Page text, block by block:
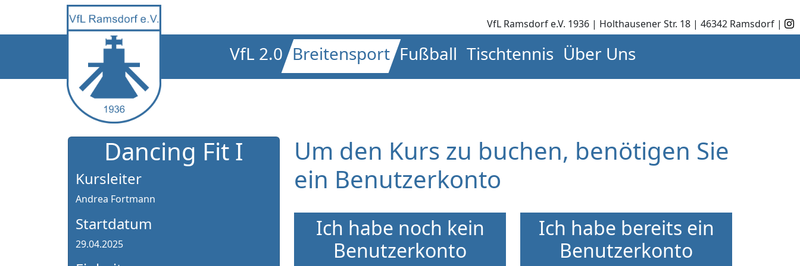
VfL Ramsdorf e.V. 1936 | Holthausener Str. 18 | 46342 Ramsdorf |
VfL 2.0 Breitensport Fußball Tischtennis Über Uns
Dancing Fit I
Kursleiter
Andrea Fortmann
Startdatum
29.04.2025
Um den Kurs zu buchen, benötigen Sie
ein Benutzerkonto
Ich habe noch kein
Benutzerkonto
Ich habe bereits ein
Benutzerkonto